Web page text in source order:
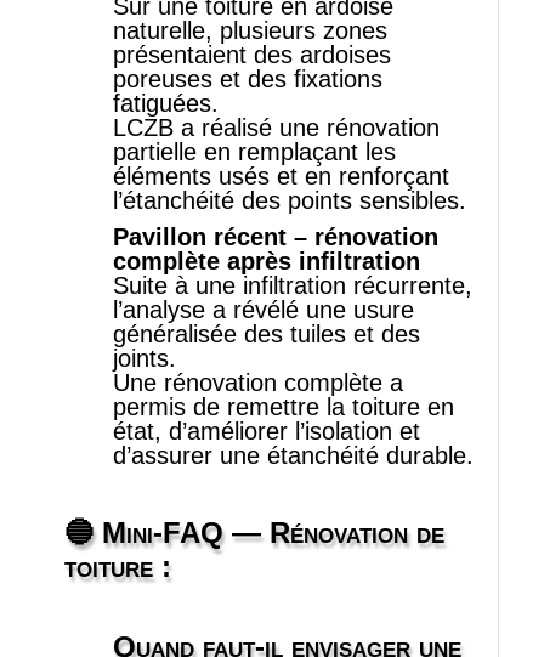
Sur une toiture en ardoise
naturelle, plusieurs zones
présentaient des ardoises
poreuses et des fixations
fatiguées.
LCZB a réalisé une rénovation
partielle en remplaçant les
éléments usés et en renforçant
l’étanchéité des points sensibles.
Pavillon récent – rénovation
complète après infiltration
Suite à une infiltration récurrente,
l’analyse a révélé une usure
généralisée des tuiles et des
joints.
Une rénovation complète a
permis de remettre la toiture en
état, d’améliorer l’isolation et
d’assurer une étanchéité durable.
🔵 Mini‑FAQ— Rénovation de
toiture :
Quand faut‑il envisager une